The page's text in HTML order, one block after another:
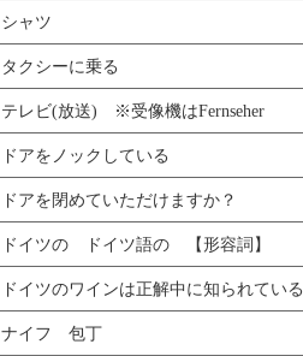
シャツ
タクシーに乗る
テレビ(放送) ※受像機はFernseher
ドアをノックしている
ドアを閉めていただけますか？
ドイツの ドイツ語の 【形容詞】
ドイツのワインは正解中に知られている
ナイフ 包丁